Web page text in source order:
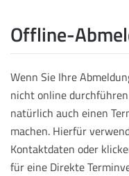
Offline-
Wenn Sie Ihre
nicht online
natürlich auch einen
machen. Hierfür
Kontaktdaten oder
für eine Direkte